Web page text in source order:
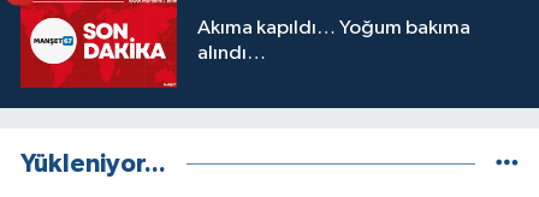
Akıma kapıldı… Yoğum bakıma
alındı…
Yükleniyor...